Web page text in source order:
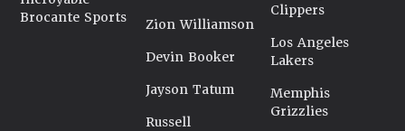
Brocante Sports
Zion Williamson
Devin Booker
Jayson Tatum
Russell
Clippers
Los Angeles
Lakers
Memphis
Grizzlies